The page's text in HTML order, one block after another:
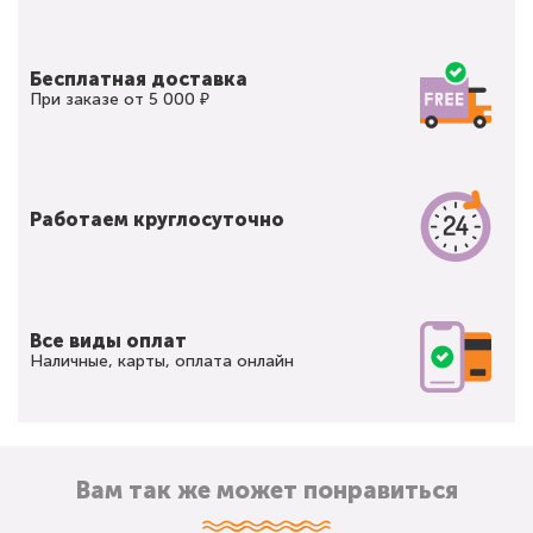
Бесплатная доставка
При заказе от 5 000 ₽
Работаем круглосуточно
Все виды оплат
Наличные, карты, оплата онлайн
Вам так же может понравиться